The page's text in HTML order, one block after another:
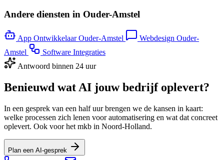
Andere diensten in Ouder-Amstel
App Ontwikkelaar Ouder-Amstel
Webdesign Ouder-
Amstel
Software Integraties
Antwoord binnen 24 uur
Benieuwd wat AI jouw bedrijf oplevert?
In een gesprek van een half uur brengen we de kansen in kaart:
welke processen zich lenen voor automatisering en wat dat concreet
oplevert. Ook voor het mkb in Noord-Holland.
Plan een AI-gesprek